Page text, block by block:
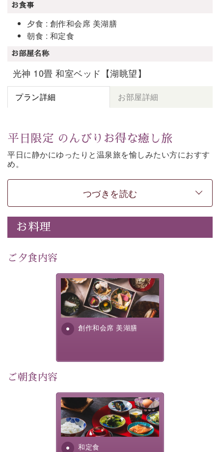
お食事
夕食 : 創作和会席 美湖膳
朝食 : 和定食
お部屋名称
光神 10畳 和室ベッド【湖眺望】
プラン詳細 お部屋詳細
平日限定 のんびりお得な癒し旅
平日に静かにゆったりと温泉旅を愉しみたい方におすす
め。
い。
どなたでもお得にご予約できます。
-----------【安心への取り組み】----------
個室料亭、貸切風呂のご利用が可能な上、 安心安全にご
滞在いただけるよう
徹底した衛生管理を行っております。
---------------------------------------------
【公式限定価格】 通常料金よりお一人様1100円引き
・朝夕個室料亭で個室食
・館内着をご用意
・就寝用パジャマをご用意
・館内フリーWi-Fi
・チェックイン15時、チェックアウト10時
つづきを読む
お料理
ご夕食内容
創作和会席 美湖膳
美湖膳とは諏訪の地で特別を
提供する為に料理長・神原 裕
明が考え出した創作和会席で
す。美しい諏訪湖の幸...
ご朝食内容
和定食
さっぱりとした和食膳に使わ
れる食材は、諏訪の名産品を
ふんだんに取り入れ、安心・
安全を心掛けた長野県産...